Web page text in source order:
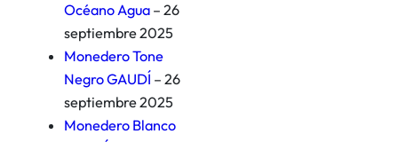
Océano Agua – 26
septiembre 2025
Monedero Tone
Negro GAUDÍ – 26
septiembre 2025
Monedero Blanco